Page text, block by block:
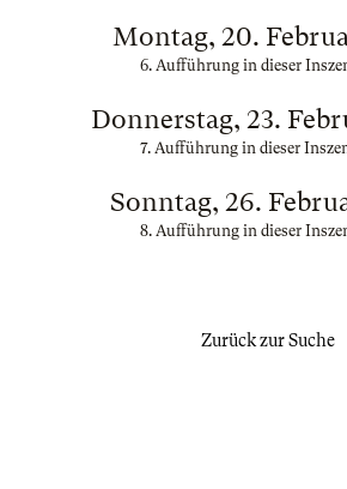
Montag, 20.
6. Aufführung in dieser
Donnerstag, 23.
7. Aufführung in dieser
Sonntag, 26.
8. Aufführung in dieser
Zurück zur Suche